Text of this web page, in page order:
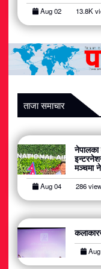
Aug 02 13.8K
ताजा समाचार
नेपालका
मञ्चमा
Aug 04 286